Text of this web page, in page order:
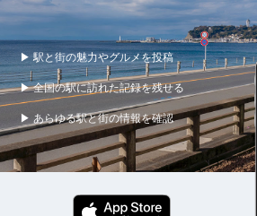
▶ 駅と街の魅力やグルメを投稿
▶ 全国の駅に訪れた記録を残せる
▶ あらゆる駅と街の情報を確認